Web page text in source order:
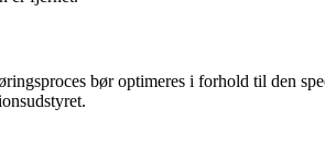
bør optimeres i forhold til den